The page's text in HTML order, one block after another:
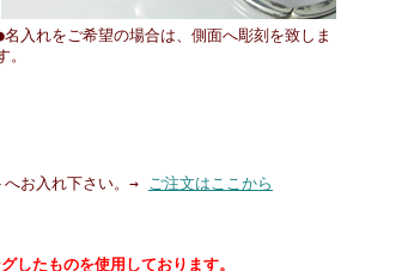
名入れをご希望の場合は、側面へ彫刻を致しま
。
お入れ下さい。→ ご注文はここから
したものを使用しております。